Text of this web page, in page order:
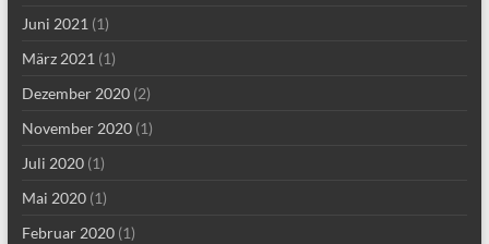
Juni 2021 (1)
März 2021 (1)
Dezember 2020(2)
November 2020(1)
Juli 2020(1)
Mai 2020(1)
Februar 2020(1)